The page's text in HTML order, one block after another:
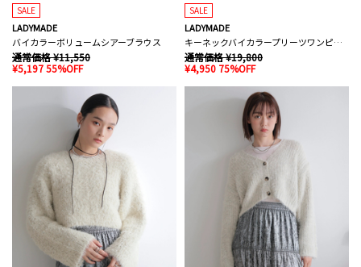
SALE
LADYMADE
バイカラーボリュームシアーブラウス
通常価格 ¥11,550
¥5,197 55%OFF
SALE
LADYMADE
キーネックバイカラープリーツワンピース
通常価格 ¥19,800
¥4,950 75%OFF